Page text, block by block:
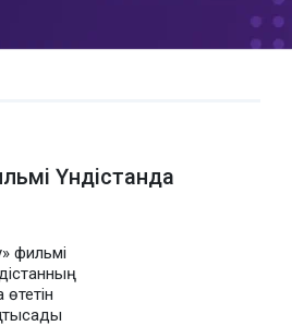
Үндістанда
фильмі